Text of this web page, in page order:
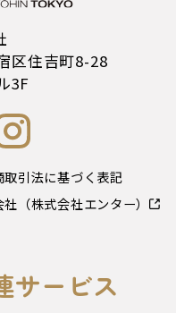
区住吉町8-28
3F
取引法に基づく表記
社（株式会社エンター）
サービス